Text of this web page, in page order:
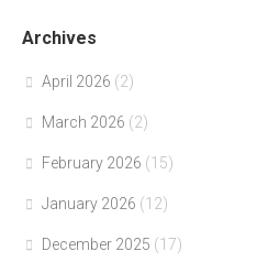
Archives
April 2026 (2)
March 2026 (2)
February 2026 (15)
January 2026 (12)
December 2025 (17)